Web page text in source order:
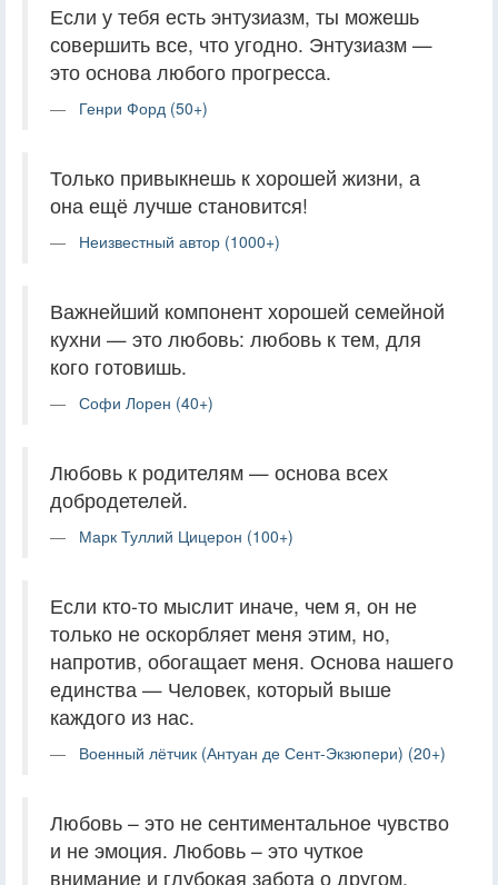
Если у тебя есть энтузиазм, ты можешь
совершить все, что угодно. Энтузиазм —
это основа любого прогресса.
Генри Форд (50+)
Только привыкнешь к хорошей жизни, а
она ещё лучше становится!
Неизвестный автор (1000+)
Важнейший компонент хорошей семейной
кухни — это любовь: любовь к тем, для
кого готовишь.
Софи Лорен (40+)
Любовь к родителям — основа всех
добродетелей.
Марк Туллий Цицерон (100+)
Если кто-то мыслит иначе, чем я, он не
только не оскорбляет меня этим, но,
напротив, обогащает меня. Основа нашего
единства — Человек, который выше
каждого из нас.
Военный лётчик (Антуан де Сент-Экзюпери) (20+)
Любовь – это не сентиментальное чувство
и не эмоция. Любовь – это чуткое
внимание и глубокая забота о другом.